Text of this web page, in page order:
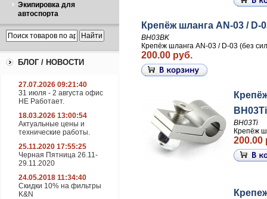
Экипировка для
автоспорта
БЛОГ / НОВОСТИ
27.07.2026 09:21:40
31 июля - 2 августа офис
НЕ Работает.
18.03.2026 13:00:54
Актуальные цены и
технические работы.
25.11.2020 17:55:25
Черная Пятница 26.11-
29.11.2020
24.05.2018 11:34:40
Скидки 10% на фильтры
K&N
Крепёж шланга AN-03 / D-
BH03BK
Крепёж шланга AN-03 / D-03 (без
200.00 руб.
BH03Ti
BH03Ti
Крепёж
200.00